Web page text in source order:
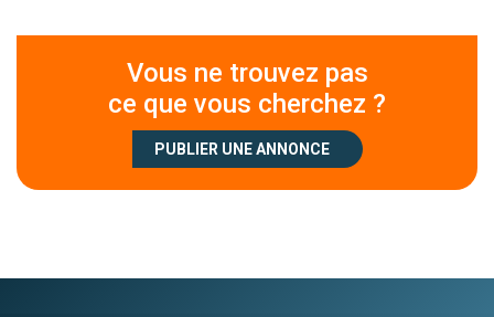
Vous ne trouvez pas
ce que vous cherchez ?
PUBLIER UNE ANNONCE